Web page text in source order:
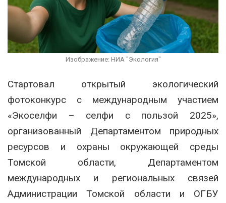
Изображение: НИА "Экология"
Стартовал открытый экологический
фотоконкурс с международным участием
«Экоселфи – селфи с пользой 2025»,
организованный Департаментом природных
ресурсов и охраны окружающей среды
Томской области, Департаментом
международных и региональных связей
Администрации Томской области и ОГБУ